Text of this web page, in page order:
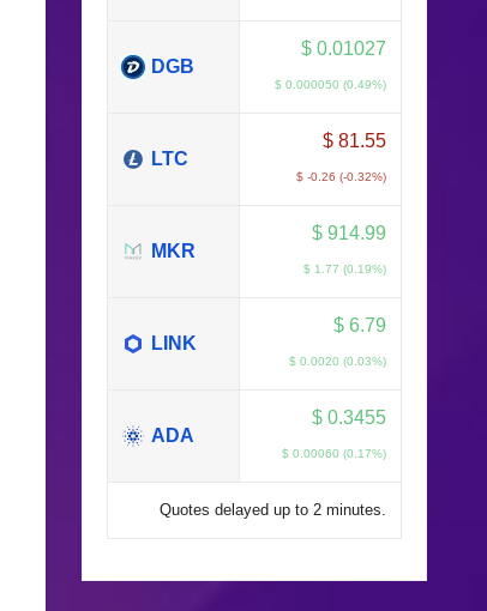
DGB
$ 0.01027
$ 0.000050 (0.49%)
LTC
$ 81.55
$ -0.26 (-0.32%)
MKR
$ 914.99
$ 1.77 (0.19%)
LINK
$ 6.79
$ 0.0020 (0.03%)
ADA
$ 0.3455
$ 0.00060 (0.17%)
Quotes delayed up to 2 minutes.